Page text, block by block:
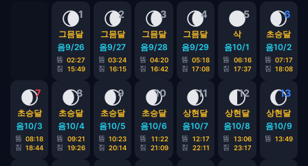
1
🌘
그믐달
음9/26
뜸 02:27
짐
15:49
2
🌘
그믐달
음9/27
뜸 03:24
짐
16:15
3
🌘
그믐달
음9/28
뜸 04:20
짐
16:42
4
🌘
그믐달
음9/29
뜸 05:18
짐 17:08
5
🌑
삭
음10/1
뜸
06:16
짐
17:37
6
🌒
초승달
음10/2
뜸 07:17
짐 18:08
7
🌒
초승달
음10/3
뜸 08:18
짐 18:44
8
🌒
초승달
음10/4
뜸
09:21
짐
19:26
9
🌒
초승달
음10/5
뜸 10:23
짐 20:14
10
🌒
초승달
음10/6
뜸
11:22
짐
21:09
11
🌒
상현달
음10/7
뜸
12:17
짐
22:11
12
🌓
상현달
음10/8
뜸
13:06
짐
23:17
13
🌔
상현달
음10/9
뜸 13:49